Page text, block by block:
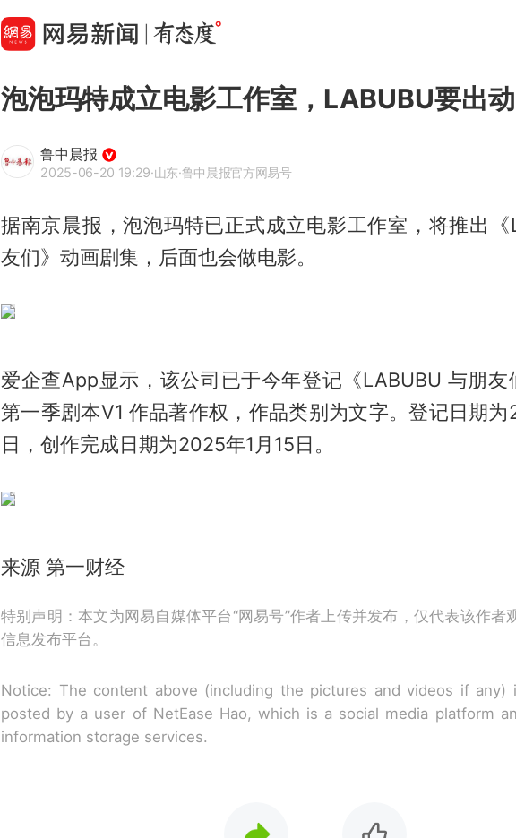
泡泡玛特成立电影工作室，LABUBU要出
鲁中晨报
2025-06-20 19:29·山东·鲁中晨报官方网易号
据南京晨报，泡泡玛特已正式成立电影工作室，将推出《
友们》动画剧集，后面也会做电影。
爱企查App显示，该公司已于今年登记《LABUBU 与朋友
第一季剧本V1 作品著作权，作品类别为文字。登记日期
日，创作完成日期为2025年1月15日。
来源 第一财经
特别声明：本文为网易自媒体平台“网易号”作者上传并发布，仅代表该作者
信息发布平台。
Notice: The content above (including the pictures and videos if any)
posted by a user of NetEase Hao, which is a social media platform
information storage services.